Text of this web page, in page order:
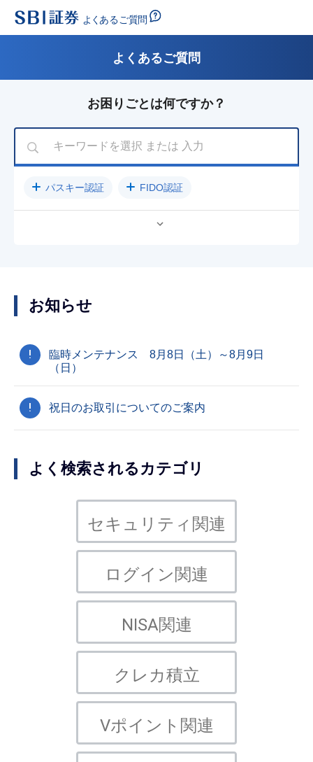
よくあるご質問
お困りごとは何ですか？
パスキー認証 FIDO認証
お知らせ
!
臨時メンテナンス 8月8日（土）～8月9日
（日）
! 祝日のお取引についてのご案内
よく検索されるカテゴリ
セキュリティ関連
ログイン関連
NISA関連
クレカ積立
Vポイント関連